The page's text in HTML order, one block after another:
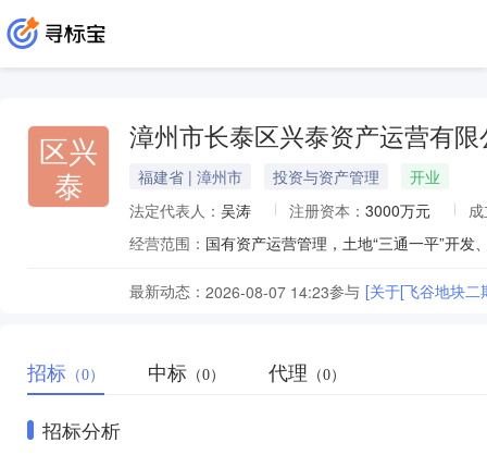
区兴
泰
漳州市长泰区兴泰资产运营有限
福建省 | 漳州市 投资与资产管理
开业
法定代表人： 吴涛 注册资本： 3000万元
经营范围：
最新动态： 2026-08-07 14:23参与 [关于[飞谷地块
招标 （0） 中标 （0） 代理 （0）
招标分析